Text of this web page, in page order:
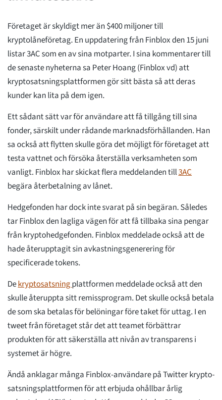
Företaget är skyldigt mer än $400 miljoner till
kryptolåneföretag. En uppdatering från Finblox den 15 juni
listar 3AC som en av sina motparter. I sina kommentarer till
de senaste nyheterna sa Peter Hoang (Finblox vd) att
kryptosatsningsplattformen gör sitt bästa så att deras
kunder kan lita på dem igen.
Ett sådant sätt var för användare att få tillgång till sina
fonder, särskilt under rådande marknadsförhållanden. Han
sa också att flytten skulle göra det möjligt för företaget att
testa vattnet och försöka återställa verksamheten som
vanligt. Finblox har skickat flera meddelanden till3AC
begära återbetalning av lånet.
Hedgefonden har dock inte svarat på sin begäran. Således
tar Finblox den lagliga vägen för att få tillbaka sina pengar
från kryptohedgefonden. Finblox meddelade också att de
hade återupptagit sin avkastningsgenerering för
specificerade tokens.
Dekryptosatsningplattformen meddelade också att den
skulle återuppta sitt remissprogram. Det skulle också betala
de som ska betalas för belöningar före taket för uttag. I en
tweet från företaget står det att teamet förbättrar
produkten för att säkerställa att nivån av transparens i
systemet är högre.
Ändå anklagar många Finblox-användare på Twitter krypto-
satsningsplattformen för att erbjuda ohållbar årlig